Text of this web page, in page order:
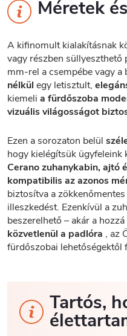
Méretek
A kifinomult kialakításnak
vagy részben
mm-rel a csempébe vagy a
nélkül egy letisztult,
kiemeli a fürdőszoba
vizuális világosságot
Ezen a sorozaton belül
hogy kielégítsük ügyfeleink
Cerano zuhanykabin, ajtó
kompatibilis az azonos
biztosítva a
illeszkedést. Ezenkívül a
beszerelhető – akár a
közvetlenül a padlóra , az
fürdőszobai lehetőségektől
Tartós,